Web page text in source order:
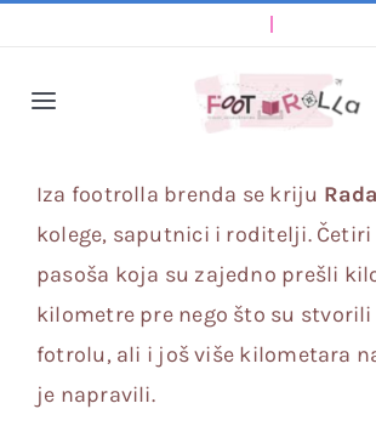
Toggle
FAQ
Dizajner
Kategorije
Iza footrolla brenda se kriju Rada
kolege, saputnici i roditelji. Četiri
pasoša koja su zajedno prešli
kilometre pre nego što su
fotrolu, ali i još više kilometara
je napravili.